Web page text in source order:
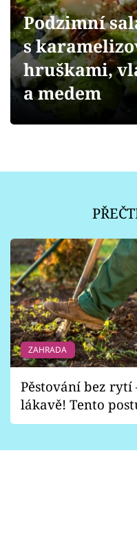
Přihlášení
Sledujte nás
Podzimní
s
hruškami,
a medem
ZAHRADA
Pěstování bez rytí
lákavě! Tento
vhodný jen pro